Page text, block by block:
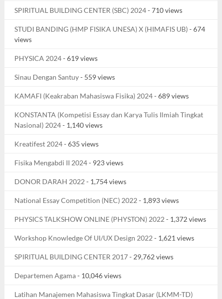
SPIRITUAL BUILDING CENTER (SBC) 2024- 710 views
STUDI BANDING (HMP FISIKA UNESA) X (HIMAFIS UB) - 674
views
PHYSICA 2024- 619 views
Sinau Dengan Santuy- 559 views
KAMAFI (Keakraban Mahasiswa Fisika) 2024- 689 views
KONSTANTA (Kompetisi Essay dan Karya Tulis Ilmiah Tingkat
Nasional) 2024- 1,140 views
Kreatifest 2024- 635 views
Fisika Mengabdi II 2024- 923 views
DONOR DARAH 2022 - 1,754 views
National Essay Competition (NEC) 2022 - 1,893 views
PHYSICS TALKSHOW ONLINE (PHYSTON) 2022 - 1,372 views
Workshop Knowledge Of UI/UX Design 2022 - 1,621 views
SPIRITUAL BUILDING CENTER 2017- 29,762 views
Departemen Agama- 10,046 views
Latihan Manajemen Mahasiswa Tingkat Dasar (LKMM-TD)